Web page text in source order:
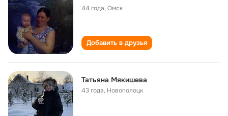
44 года,Омск
Добавить в друзья
Татьяна Мякишева
43 года, Новополоцк